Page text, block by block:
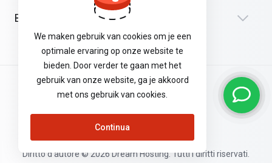
Bedrijf
Diritto d'autore © 2026 Dream Hosting. Tutti i diritti riservati.
Algemene Voorwaarden
Privacyverklaring
We maken gebruik van cookies om je een
optimale ervaring op onze website te
bieden. Door verder te gaan met het
gebruik van onze website, ga je akkoord
met ons gebruik van cookies.
Continua